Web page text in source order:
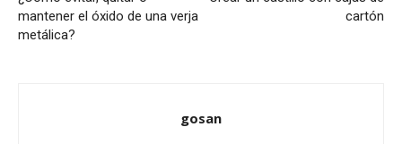
mantener el óxido de una verja
metálica?
cartón
gosan